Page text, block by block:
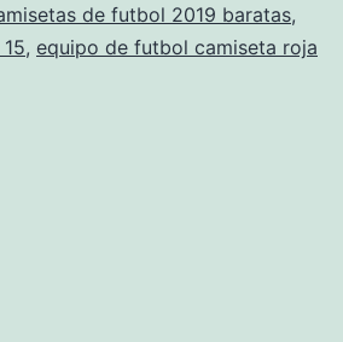
de futbol 2019 baratas,
, equipo de futbol camiseta roja